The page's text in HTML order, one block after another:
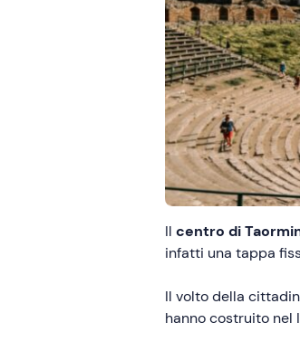
Il centro di
infatti una tappa
Il volto della
hanno costruito nel